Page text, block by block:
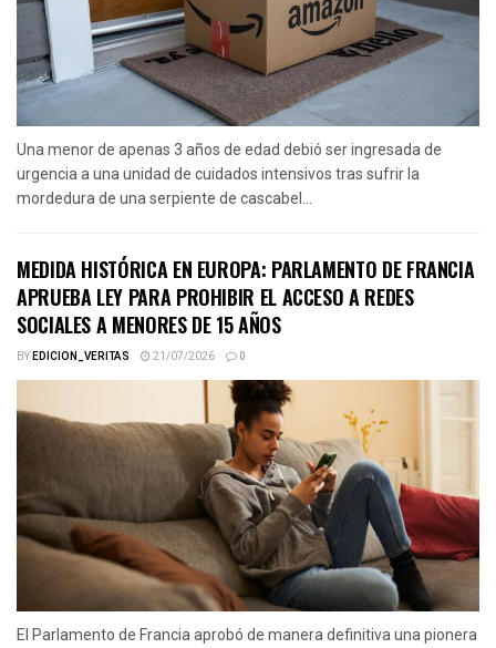
Una menor de apenas 3 años de edad debió ser ingresada de
urgencia a una unidad de cuidados intensivos tras sufrir la
mordedura de una serpiente de cascabel...
MEDIDA HISTÓRICA EN EUROPA: PARLAMENTO DE FRANCIA
APRUEBA LEY PARA PROHIBIR EL ACCESO A REDES
SOCIALES A MENORES DE 15 AÑOS
BYEDICION_VERITAS 21/07/2026 0
El Parlamento de Francia aprobó de manera definitiva una pionera